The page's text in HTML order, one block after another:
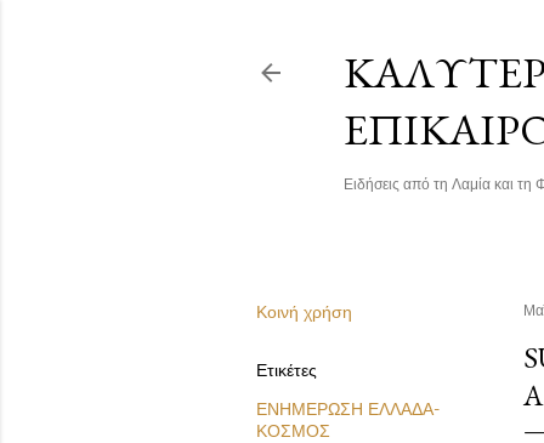
Ειδήσεις από τη Λαμία και τη
Κοινή χρήση
Ετικέτες
ΕΝΗΜΕΡΩΣΗ ΕΛΛΑΔΑ-
ΚΟΣΜΟΣ